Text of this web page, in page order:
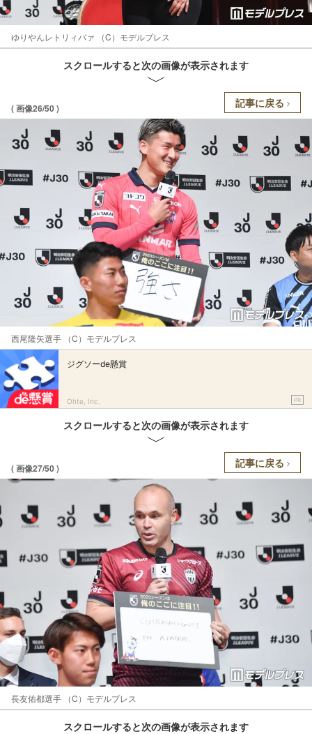
ゆりやんレトリィバァ （C）モデルプレス
スクロールすると次の画像が表示されます
( 画像26/50 ) 記事に戻る
西尾隆矢選手 （C）モデルプレス
ジグソーde懸賞
Ohte, Inc. PR
スクロールすると次の画像が表示されます
( 画像27/50 ) 記事に戻る
長友佑都選手 （C）モデルプレス
スクロールすると次の画像が表示されます